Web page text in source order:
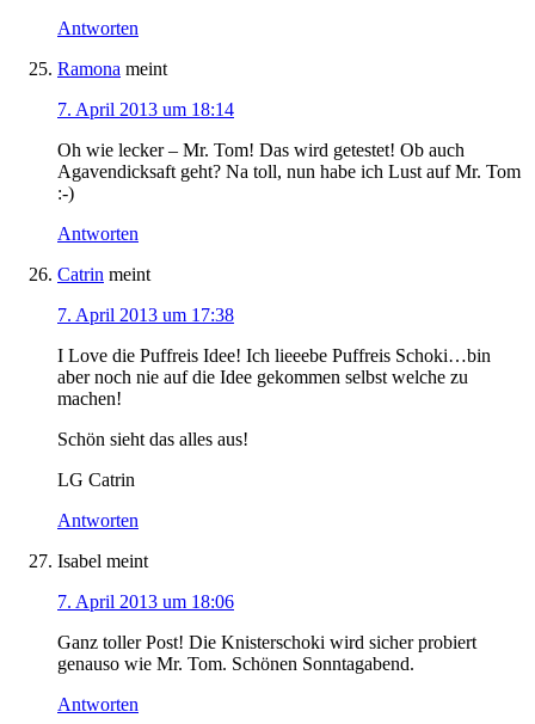
Antworten
Ramona meint
7. April 2013 um 18:14
Oh wie lecker – Mr. Tom! Das wird getestet! Ob auch
Agavendicksaft geht? Na toll, nun habe ich Lust auf Mr. Tom
:-)
Antworten
Catrin meint
7. April 2013 um 17:38
I Love die Puffreis Idee! Ich lieeebe Puffreis Schoki…bin
aber noch nie auf die Idee gekommen selbst welche zu
machen!
Schön sieht das alles aus!
LG Catrin
Antworten
Isabel meint
7. April 2013 um 18:06
Ganz toller Post! Die Knisterschoki wird sicher probiert
genauso wie Mr. Tom. Schönen Sonntagabend.
Antworten